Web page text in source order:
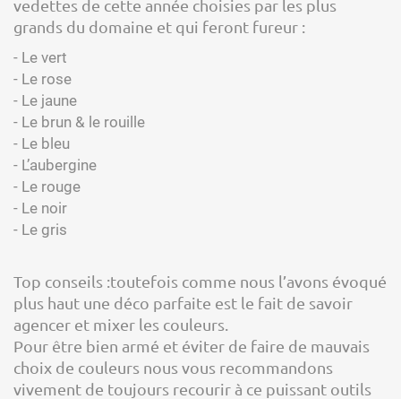
vedettes de cette année choisies par les plus
grands du domaine et qui feront fureur :
- Le vert
- Le rose
- Le jaune
- Le brun & le rouille
- Le bleu
- L’aubergine
- Le rouge
- Le noir
- Le gris
Top conseils :toutefois comme nous l’avons évoqué
plus haut une déco parfaite est le fait de savoir
agencer et mixer les couleurs.
Pour être bien armé et éviter de faire de mauvais
choix de couleurs nous vous recommandons
vivement de toujours recourir à ce puissant outils